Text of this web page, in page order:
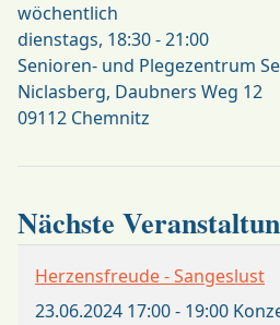
wöchentlich
dienstags, 18:30 - 21:00
Senioren- und Plegezentrum
Niclasberg, Daubners Weg 12
09112 Chemnitz
Nächste
Herzensfreude - Sangeslust
23.06.2024 17:00- 19:00